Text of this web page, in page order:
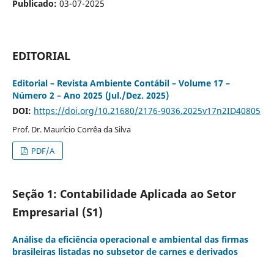
Publicado: 03-07-2025
EDITORIAL
Editorial – Revista Ambiente Contábil – Volume 17 –
Número 2 – Ano 2025 (Jul./Dez. 2025)
DOI: https://doi.org/10.21680/2176-9036.2025v17n2ID40805
Prof. Dr. Maurício Corrêa da Silva
PDF/A
Seção 1: Contabilidade Aplicada ao Setor
Empresarial (S1)
Análise da eficiência operacional e ambiental das firmas
brasileiras listadas no subsetor de carnes e derivados